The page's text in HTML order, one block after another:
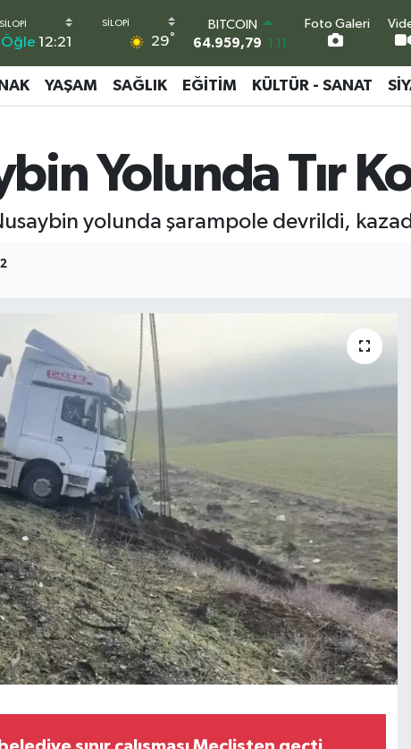
Öğle 12:21 29°
DOLAR
EURO
55,2510 0.32
GRAM ALTIN
6660.55
0.03
13.779
-14
Foto Galeri
YAŞAM SAĞLIK EĞITIM KÜLTÜR - SANAT
Yolunda Tır
yolunda şarampole devrildi,